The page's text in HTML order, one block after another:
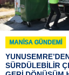
MANISA GÜNDEMI
SÜRDÜLEBİLİR